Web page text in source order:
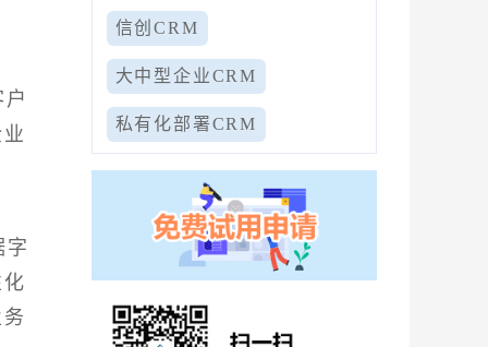
字
信创CRM
大中型企业CRM
私有化部署CRM